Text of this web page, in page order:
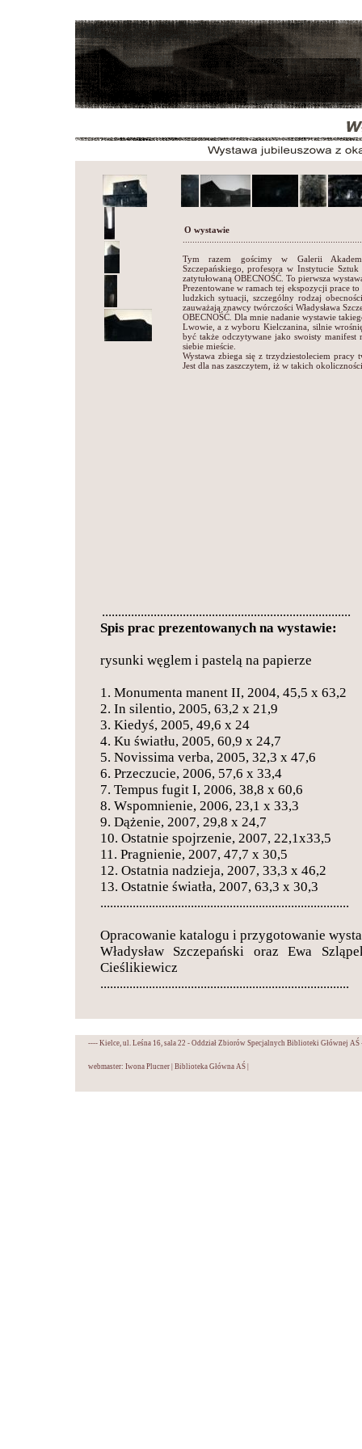
O wystawie
Tym razem gościmy w Galerii
Szczepańskiego, profesora w Instytucie
zatytułowaną OBECNOŚĆ. To pierwsza
Prezentowane w ramach tej ekspozycji prace
ludzkich sytuacji, szczególny rodzaj
zauważają znawcy twórczości Władysława
OBECNOŚĆ. Dla mnie nadanie wystawie
Lwowie, a z wyboru Kielczanina, silnie
być także odczytywane jako swoisty manifest
siebie mieście.
Wystawa zbiega się z trzydziestoleciem
Jest dla nas zaszczytem, iż w takich
.............................................................................
Spis prac prezentowanych na wystawie:
rysunki węglem i pastelą na papierze
1. Monumenta manent II, 2004, 45,5 x 63,2
2. In silentio, 2005, 63,2 x 21,9
3. Kiedyś, 2005, 49,6 x 24
4. Ku światłu, 2005, 60,9 x 24,7
5. Novissima verba, 2005, 32,3 x 47,6
6. Przeczucie, 2006, 57,6 x 33,4
7. Tempus fugit I, 2006, 38,8 x 60,6
8. Wspomnienie, 2006, 23,1 x 33,3
9. Dążenie, 2007, 29,8 x 24,7
10. Ostatnie spojrzenie, 2007, 22,1x33,5
11. Pragnienie, 2007, 47,7 x 30,5
12. Ostatnia nadzieja, 2007, 33,3 x 46,2
13. Ostatnie światła, 2007, 63,3 x 30,3
.............................................................................
Opracowanie katalogu i przygotowanie
Władysław Szczepański oraz Ewa
Cieślikiewicz
.............................................................................
---- Kielce, ul. Leśna 16, sala 22 - Oddział Zbiorów Specjalnych Biblioteki Głównej
webmaster: Iwona Plucner| Biblioteka Główna AŚ